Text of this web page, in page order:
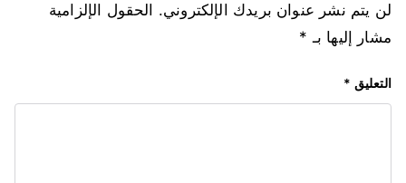
لن يتم نشر عنوان بريدك الإلكتروني.
الحقول الإلزامية
مشار إليها بـ *
التعليق *